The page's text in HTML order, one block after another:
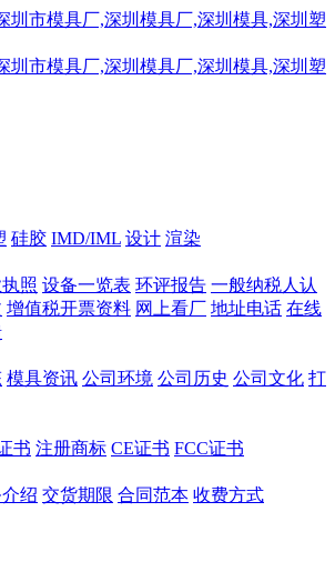
硅胶 IMD/IML 设计 渲染
照 设备一览表 环评报告 一般纳税人认
增值税开票资料 网上看厂 地址电话 在线
模具资讯 公司环境 公司历史 公司文化 打
书 注册商标 CE证书 FCC证书
绍 交货期限 合同范本 收费方式